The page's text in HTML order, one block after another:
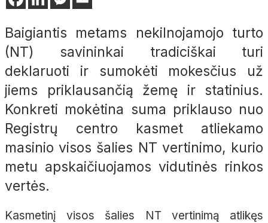
Baigiantis metams nekilnojamojo turto
(NT) savininkai tradiciškai turi
deklaruoti ir sumokėti mokesčius už
jiems priklausančią žemę ir statinius.
Konkreti mokėtina suma priklauso nuo
Registrų centro kasmet atliekamo
masinio visos šalies NT vertinimo, kurio
metu apskaičiuojamos vidutinės rinkos
vertės.
Kasmetinį visos šalies NT vertinimą atlikęs